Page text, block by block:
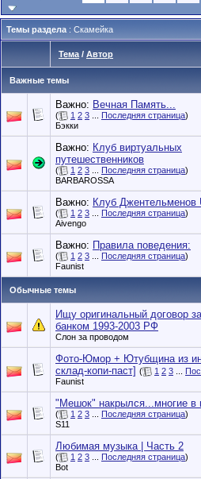
Темы раздела : Скамейка
Тема / Автор
Важные темы
Важно: Вечная Память...
( 1 2 3 Последняя страница)
Бэкки
Важно: Клуб виртуальных
путешественников
( 1 2 3 Последняя страница)
BARBAROSSA
Важно: Клуб Джентельменов
( 1 2 3 Последняя страница)
Aivengo
Важно: Правила поведения:
( 1 2 3 Последняя страница)
Faunist
Обычные темы
Ищу оригинальный договор
банком 1993-2003 РФ
Слон за проводом
Фото-Юмор + Ютубщина из
склад-копи-паст] ( 1 2 3
Faunist
"Мешок" накрылся...многие в
( 1 2 3 Последняя страница)
S11
Любимая музыка | Часть 2
( 1 2 3 Последняя страница)
Bot